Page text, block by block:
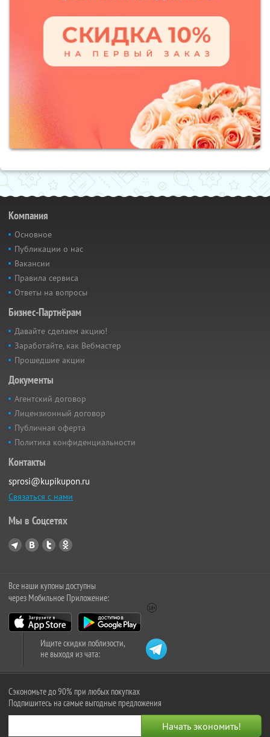
Компания
Основное
Публикации о нас
Вакансии
Правила сервиса
Ответы на вопросы
Бизнес-Партнёрам
Давайте сделаем акцию!
Заработайте, как Вебмастер
Прошедшие акции
Документы
Агентский договор
Лицензионный договор
Публичная оферта
Политика конфиденциальности
Контакты
sprosi@kupikupon.ru
Связаться с нами
Мы в Соцсетях
Все наши купоны доступны
через Мобильное Приложение:
Ищите скидки поблизости,
не выходя из чата:
Сэкономьте до 90% при любых покупках
Подпишитесь на самые выгодные предложения